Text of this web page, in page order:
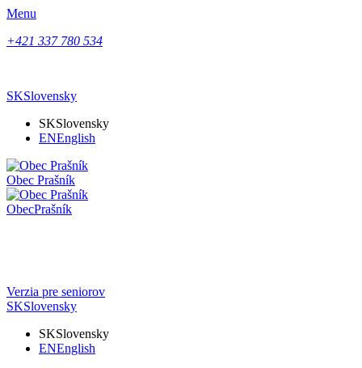
Menu
+421 337 780 534
SKSlovensky
SKSlovensky
ENEnglish
Obec Prašník
ObecPrašník
Verzia pre seniorov
SKSlovensky
SKSlovensky
ENEnglish